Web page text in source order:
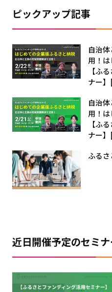
ピックアップ記事
自治
用！
【ふ
ナー
自治
用！
【ふ
ナー
ふる
近日開催予定のセミ